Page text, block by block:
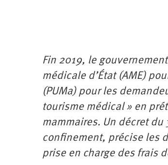
Fin 2019, le
médicale d’État (AME)
(PUMa) pour les
tourisme médical » en
mammaires. Un décret
confinement, précise les
prise en charge des frais